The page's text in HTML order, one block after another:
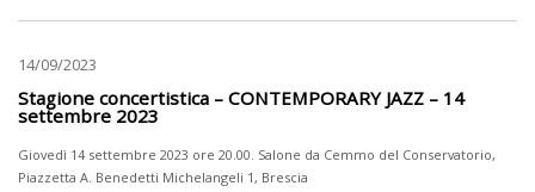
14/09/2023
Stagione concertistica – CONTEMPORARY JAZZ – 14
settembre 2023
Giovedì 14 settembre 2023 ore 20.00. Salone da Cemmo del Conservatorio,
Piazzetta A. Benedetti Michelangeli 1, Brescia